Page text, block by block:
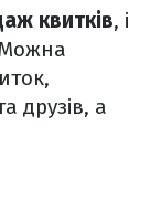
квитків, і
Можна
друзів, а